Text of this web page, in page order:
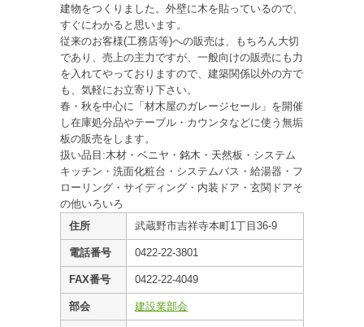
建物をつくりました。外壁に木を貼っているので、
すぐにわかると思います。
従来のお客様(工務店等)への販売は、もちろん大切
であり、売上の主力ですが、一般向けの販売にも力
を入れてやっておりますので、建築関係以外の方で
も、気軽にお立寄り下さい。
春・秋を中心に「材木屋のガレージセール」を開催
し在庫処分品やテーブル・カウンタなどに使う無垢
板の販売をします。
扱い品目:木材・ベニヤ・銘木・天然板・システム
キッチン・洗面化粧台・システムバス・給湯器・フ
ローリング・サイディング・内装ドア・玄関ドアそ
の他いろいろ
住所
武蔵野市吉祥寺本町1丁目36-9
電話番号 0422-22-3801
FAX番号 0422-22-4049
部会 建設業部会